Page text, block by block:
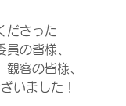
ださった
員の皆様、
観客の皆様、
いました！